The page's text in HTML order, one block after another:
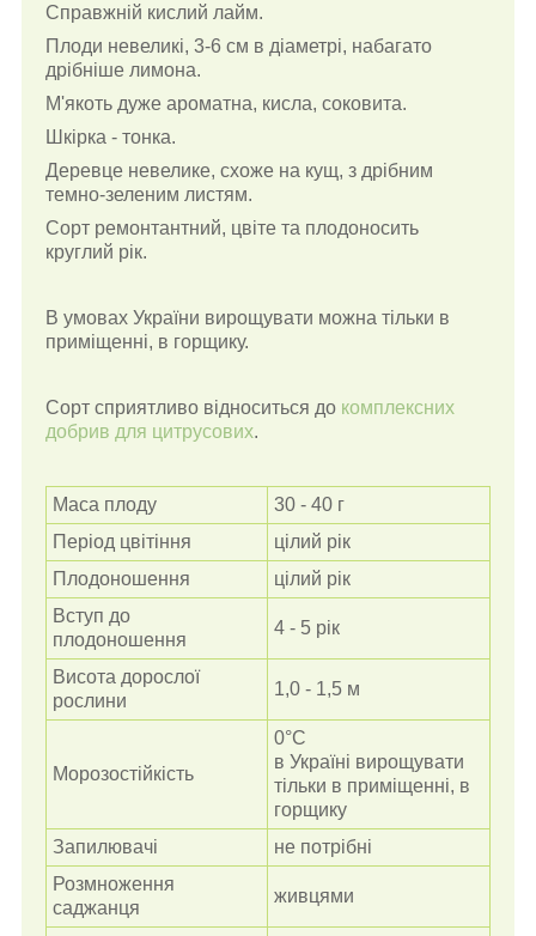
Справжній кислий лайм.
Плоди невеликі, 3-6 см в діаметрі, набагато
дрібніше лимона.
М'якоть дуже ароматна, кисла, соковита.
Шкірка - тонка.
Деревце невелике, схоже на кущ, з дрібним
темно-зеленим листям.
Сорт ремонтантний, цвіте та плодоносить
круглий рік.
В умовах України вирощувати можна тільки в
приміщенні, в горщику.
Сорт сприятливо відноситься до комплексних
добрив для цитрусових.
Маса плоду
30 - 40 г
Період цвітіння
цілий рік
Плодоношення
цілий рік
Вступ до
плодоношення
4 - 5 рік
Висота дорослої
рослини
1,0 - 1,5 м
Морозостійкість
0°С
в Україні вирощувати
тільки в приміщенні, в
горщику
Запилювачі
не потрібні
Розмноження
саджанця
живцями